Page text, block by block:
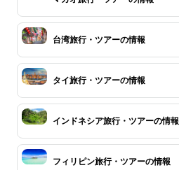
台湾旅行・ツアーの情報
タイ旅行・ツアーの情報
インドネシア旅行・ツアーの情報
フィリピン旅行・ツアーの情報